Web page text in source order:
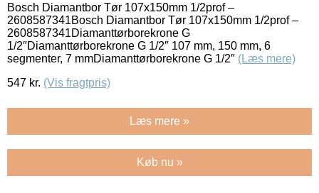
Bosch Diamantbor Tør 107x150mm 1/2prof –
2608587341Bosch Diamantbor Tør 107x150mm 1/2prof –
2608587341Diamanttørborekrone G
1/2″Diamanttørborekrone G 1/2″ 107 mm, 150 mm, 6
segmenter, 7 mmDiamanttørborekrone G 1/2″ (Læs mere)
547 kr. (Vis fragtpris)
Læs mere »
Køb nu »